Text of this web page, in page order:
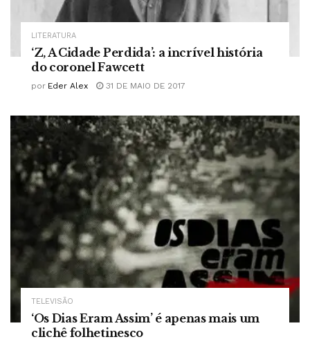
LITERATURA
‘Z, A Cidade Perdida’: a incrível história
do coronel Fawcett
por Eder Alex 31 DE MAIO DE 2017
TELEVISÃO
‘Os Dias Eram Assim’ é apenas mais um
clichê folhetinesco